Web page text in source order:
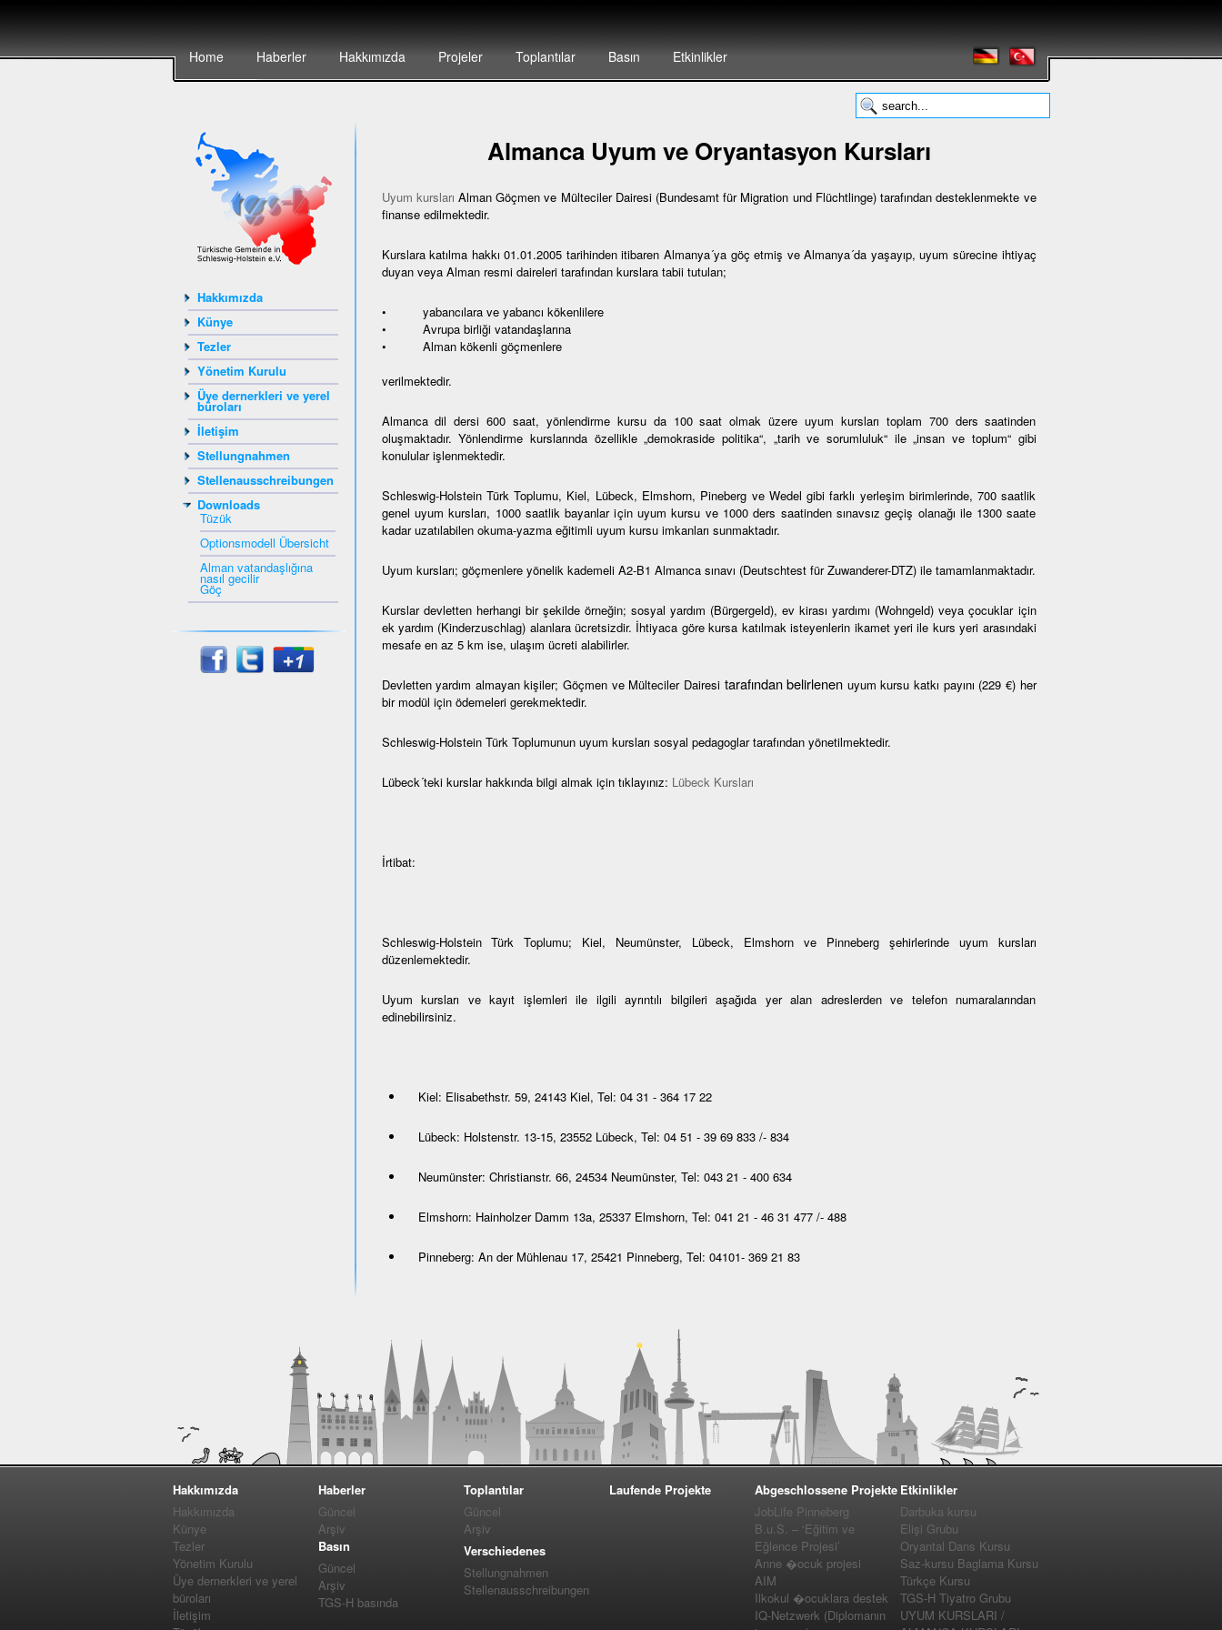
Home Haberler Hakkımızda Projeler Toplantılar Basın Etkinlikler
Hakkımızda
Künye
Tezler
Yönetim Kurulu
Üye dernerkleri ve yerel
büroları
İletişim
Stellungnahmen
Stellenausschreibungen
Downloads
Tüzük
Optionsmodell Übersicht
Alman vatandaşlığına
nasıl gecilir
Göç
Almanca Uyum ve Oryantasyon Kursları
Uyum kursları Alman Göçmen ve Mülteciler Dairesi (Bundesamt für Migration und Flüchtlinge) tarafından desteklenmekte ve
finanse edilmektedir.
Kurslara katılma hakkı 01.01.2005 tarihinden itibaren Almanya´ya göç etmiş ve Almanya´da yaşayıp, uyum sürecine ihtiyaç
duyan veya Alman resmi daireleri tarafından kurslara tabii tutulan;
• yabancılara ve yabancı kökenlilere
• Avrupa birliği vatandaşlarına
• Alman kökenli göçmenlere
verilmektedir.
Almanca dil dersi 600 saat, yönlendirme kursu da 100 saat olmak üzere uyum kursları toplam 700 ders saatinden
oluşmaktadır. Yönlendirme kurslarında özellikle „demokraside politika“, „tarih ve sorumluluk“ ile „insan ve toplum“ gibi
konulular işlenmektedir.
Schleswig-Holstein Türk Toplumu, Kiel, Lübeck, Elmshorn, Pineberg ve Wedel gibi farklı yerleşim birimlerinde, 700 saatlik
genel uyum kursları, 1000 saatlik bayanlar için uyum kursu ve 1000 ders saatinden sınavsız geçiş olanağı ile 1300 saate
kadar uzatılabilen okuma-yazma eğitimli uyum kursu imkanları sunmaktadır.
Uyum kursları; göçmenlere yönelik kademeli A2-B1 Almanca sınavı (Deutschtest für Zuwanderer-DTZ) ile tamamlanmaktadır.
Kurslar devletten herhangi bir şekilde örneğin; sosyal yardım (Bürgergeld), ev kirası yardımı (Wohngeld) veya çocuklar için
ek yardım (Kinderzuschlag) alanlara ücretsizdir. İhtiyaca göre kursa katılmak isteyenlerin ikamet yeri ile kurs yeri arasındaki
mesafe en az 5 km ise, ulaşım ücreti alabilirler.
Devletten yardım almayan kişiler; Göçmen ve Mülteciler Dairesi tarafından belirlenen uyum kursu katkı payını (229 €) her
bir modül için ödemeleri gerekmektedir.
Schleswig-Holstein Türk Toplumunun uyum kursları sosyal pedagoglar tarafından yönetilmektedir.
Lübeck´teki kurslar hakkında bilgi almak için tıklayınız: Lübeck Kursları
İrtibat:
Schleswig-Holstein Türk Toplumu; Kiel, Neumünster, Lübeck, Elmshorn ve Pinneberg şehirlerinde uyum kursları
düzenlemektedir.
Uyum kursları ve kayıt işlemleri ile ilgili ayrıntılı bilgileri aşağıda yer alan adreslerden ve telefon numaralarından
edinebilirsiniz.
Kiel: Elisabethstr. 59, 24143 Kiel, Tel: 04 31 - 364 17 22
Lübeck: Holstenstr. 13-15, 23552 Lübeck, Tel: 04 51 - 39 69 833 /- 834
Neumünster: Christianstr. 66, 24534 Neumünster, Tel: 043 21 - 400 634
Elmshorn: Hainholzer Damm 13a, 25337 Elmshorn, Tel: 041 21 - 46 31 477 /- 488
Pinneberg: An der Mühlenau 17, 25421 Pinneberg, Tel: 04101- 369 21 83
Hakkımızda
Hakkımızda
Künye
Tezler
Yönetim Kurulu
Üye dernerkleri ve yerel
büroları
İletişim
Haberler
Güncel
Arşiv
Basın
Güncel
Arşiv
TGS-H basında
Toplantılar
Güncel
Arşiv
Verschiedenes
Stellungnahmen
Stellenausschreibungen
Laufende Projekte
Abgeschlossene Projekte
JobLife Pinneberg
B.u.S. – ‘Eğitim ve
Eğlence Projesi’
Anne �ocuk projesi
AIM
Ilkokul �ocuklara destek
IQ-Netzwerk (Diplomanın
Etkinlikler
Darbuka kursu
Elişi Grubu
Oryantal Dans Kursu
Saz-kursu Baglama Kursu
Türkçe Kursu
TGS-H Tiyatro Grubu
UYUM KURSLARI /